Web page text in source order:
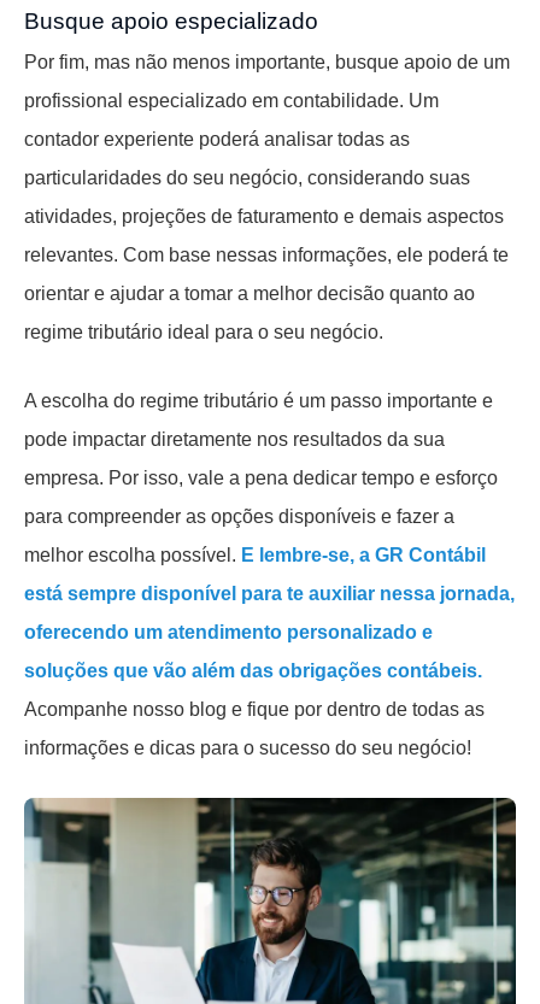
Busque apoio especializado
Por fim, mas não menos importante, busque apoio de um
profissional especializado em contabilidade. Um
contador experiente poderá analisar todas as
particularidades do seu negócio, considerando suas
atividades, projeções de faturamento e demais aspectos
relevantes. Com base nessas informações, ele poderá te
orientar e ajudar a tomar a melhor decisão quanto ao
regime tributário ideal para o seu negócio.
A escolha do regime tributário é um passo importante e
pode impactar diretamente nos resultados da sua
empresa. Por isso, vale a pena dedicar tempo e esforço
para compreender as opções disponíveis e fazer a
melhor escolha possível. E lembre-se, a GR Contábil
está sempre disponível para te auxiliar nessa jornada,
oferecendo um atendimento personalizado e
soluções que vão além das obrigações contábeis.
Acompanhe nosso blog e fique por dentro de todas as
informações e dicas para o sucesso do seu negócio!